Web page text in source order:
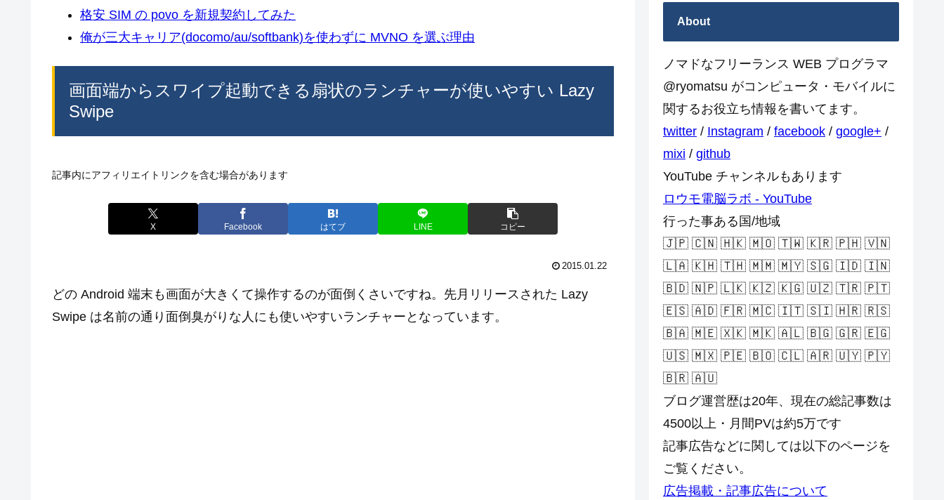
格安 SIM の povo を新規契約してみた
俺が三大キャリア(docomo/au/softbank)を使わずに MVNO を選ぶ理由
画面端からスワイプ起動できる扇状のランチャーが使いやすい Lazy
Swipe
記事内にアフィリエイトリンクを含む場合があります
X Facebook はてブ LINE コピー
2015.01.22
どの Android 端末も画面が大きくて操作するのが面倒くさいですね。先月リリースされた Lazy
Swipe は名前の通り面倒臭がりな人にも使いやすいランチャーとなっています。
About
ノマドなフリーランス WEB プログラマ
@ryomatsu がコンピュータ・モバイルに
関するお役立ち情報を書いてます。
twitter / Instagram / facebook / google+ /
mixi / github
YouTube チャンネルもあります
ロウモ電脳ラボ - YouTube
行った事ある国/地域
🇯🇵 🇨🇳 🇭🇰 🇲🇴 🇹🇼 🇰🇷 🇵🇭 🇻🇳
🇱🇦 🇰🇭 🇹🇭 🇲🇲 🇲🇾 🇸🇬 🇮🇩 🇮🇳
🇧🇩 🇳🇵 🇱🇰 🇰🇿 🇰🇬 🇺🇿 🇹🇷 🇵🇹
🇪🇸 🇦🇩 🇫🇷 🇲🇨 🇮🇹 🇸🇮 🇭🇷 🇷🇸
🇧🇦 🇲🇪 🇽🇰 🇲🇰 🇦🇱 🇧🇬 🇬🇷 🇪🇬
🇺🇸 🇲🇽 🇵🇪 🇧🇴 🇨🇱 🇦🇷 🇺🇾 🇵🇾
🇧🇷 🇦🇺
ブログ運営歴は20年、現在の総記事数は
4500以上・月間PVは約5万です
記事広告などに関しては以下のページを
ご覧ください。
広告掲載・記事広告について